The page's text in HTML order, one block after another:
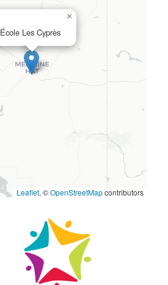
École Les Cyprès
×
Leaflet, ©OpenStreetMapcontributors